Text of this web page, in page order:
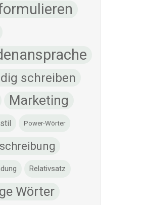
schreiben
Marketing
Power-Wörter
Relativsatz
Wörter